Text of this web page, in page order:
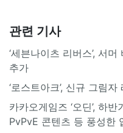
관련 기사
‘세븐나이츠 리버스’, 서
추가
‘로스트아크’, 신규 그림자
카카오게임즈 ‘오딘’, 하
PvPvE 콘텐츠 등 풍성한